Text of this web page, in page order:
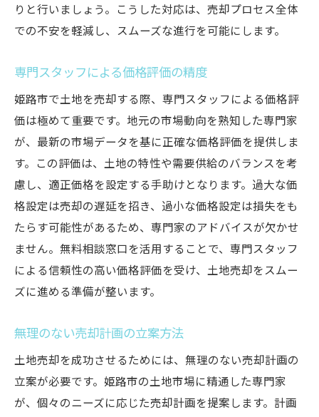
進行中のコミュニケーションの重要性
相談窓口の信頼性と実績紹介
得られるメリット
専門家による迅速な問題解決
売却成功事例から学ぶポイント
最新技術を用いた売却支援
地域に根差した専門家ネットワーク
継続的なサポートと信頼関係の構築
りと行いましょう。こうした対応は、売却プロセス全体
での不安を軽減し、スムーズな進行を可能にします。
専門スタッフによる価格評価の精度
姫路市で土地を売却する際、専門スタッフによる価格評
価は極めて重要です。地元の市場動向を熟知した専門家
が、最新の市場データを基に正確な価格評価を提供しま
す。この評価は、土地の特性や需要供給のバランスを考
慮し、適正価格を設定する手助けとなります。過大な価
格設定は売却の遅延を招き、過小な価格設定は損失をも
たらす可能性があるため、専門家のアドバイスが欠かせ
ません。無料相談窓口を活用することで、専門スタッフ
による信頼性の高い価格評価を受け、土地売却をスムー
ズに進める準備が整います。
無理のない売却計画の立案方法
土地売却を成功させるためには、無理のない売却計画の
立案が必要です。姫路市の土地市場に精通した専門家
が、個々のニーズに応じた売却計画を提案します。計画